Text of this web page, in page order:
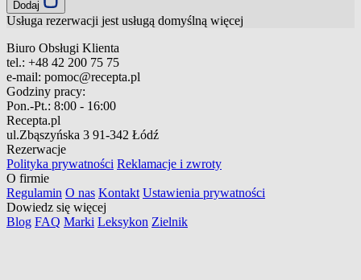
Dodaj
Usługa rezerwacji jest usługą domyślną więcej
Biuro Obsługi Klienta
tel.: +48 42 200 75 75
e-mail: pomoc@recepta.pl
Godziny pracy:
Pon.-Pt.: 8:00 - 16:00
Recepta.pl
ul.Zbąszyńska 3 91-342 Łódź
Rezerwacje
Polityka prywatności Reklamacje i zwroty
O firmie
Regulamin O nas Kontakt Ustawienia prywatności
Dowiedz się więcej
Blog FAQ Marki Leksykon Zielnik